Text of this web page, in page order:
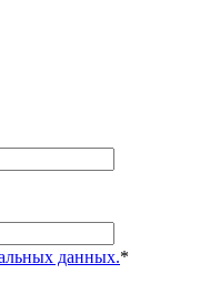
данных.*